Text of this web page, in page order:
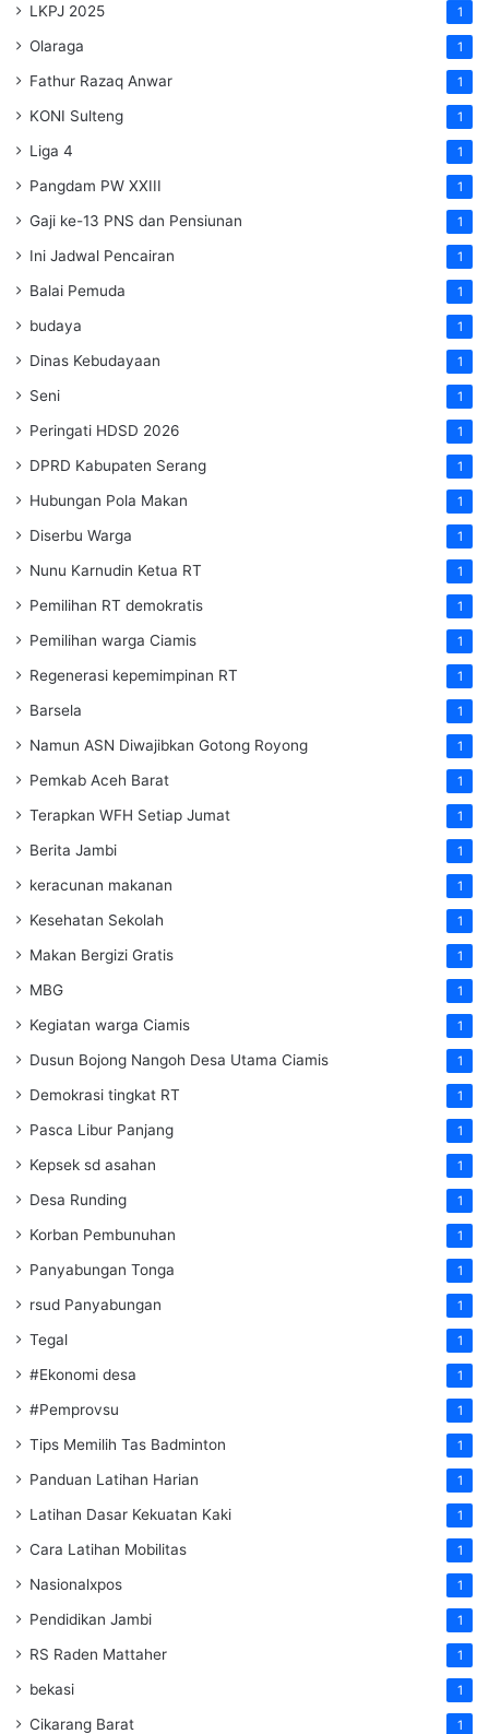
LKPJ 2025 1
Olaraga 1
Fathur Razaq Anwar 1
KONI Sulteng 1
Liga 4 1
Pangdam PW XXIII 1
Gaji ke-13 PNS dan Pensiunan 1
Ini Jadwal Pencairan 1
Balai Pemuda 1
budaya 1
Dinas Kebudayaan 1
Seni 1
Peringati HDSD 2026 1
DPRD Kabupaten Serang 1
Hubungan Pola Makan 1
Diserbu Warga 1
Nunu Karnudin Ketua RT 1
Pemilihan RT demokratis 1
Pemilihan warga Ciamis 1
Regenerasi kepemimpinan RT 1
Barsela 1
Namun ASN Diwajibkan Gotong Royong 1
Pemkab Aceh Barat 1
Terapkan WFH Setiap Jumat 1
Berita Jambi 1
keracunan makanan 1
Kesehatan Sekolah 1
Makan Bergizi Gratis 1
MBG 1
Kegiatan warga Ciamis 1
Dusun Bojong Nangoh Desa Utama Ciamis 1
Demokrasi tingkat RT 1
Pasca Libur Panjang 1
Kepsek sd asahan 1
Desa Runding 1
Korban Pembunuhan 1
Panyabungan Tonga 1
rsud Panyabungan 1
Tegal 1
#Ekonomi desa 1
#Pemprovsu 1
Tips Memilih Tas Badminton 1
Panduan Latihan Harian 1
Latihan Dasar Kekuatan Kaki 1
Cara Latihan Mobilitas 1
Nasionalxpos 1
Pendidikan Jambi 1
RS Raden Mattaher 1
bekasi 1
Cikarang Barat 1